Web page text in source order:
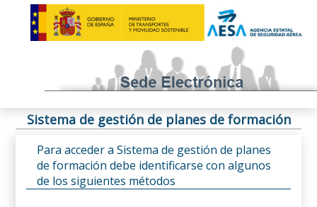
Sistema de gestión de planes de formación
Para acceder a Sistema de gestión de planes
de formación debe identificarse con algunos
de los siguientes métodos